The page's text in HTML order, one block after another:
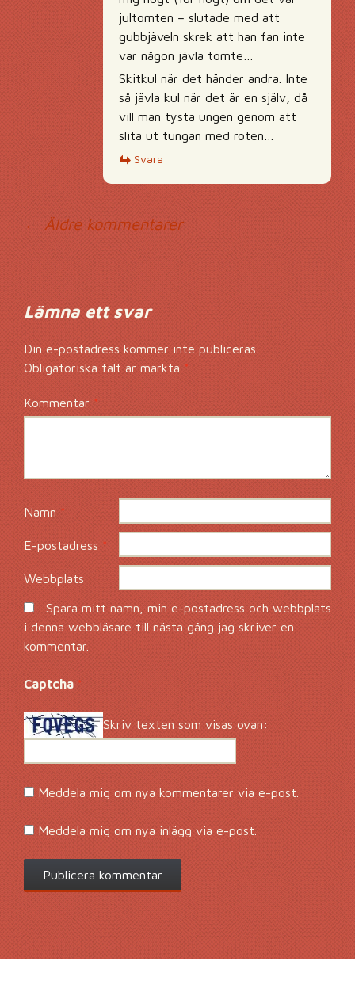
jultomten – slutade med att
gubbjäveln skrek att han fan inte
var någon jävla tomte…
Skitkul när det händer andra. Inte
så jävla kul när det är en själv, då
vill man tysta ungen genom att
slita ut tungan med roten…
Svara
← Äldre kommentarer
Lämna ett svar
Din e-postadress kommer inte publiceras.
Obligatoriska fält är märkta *
Kommentar*
Namn*
E-postadress*
Webbplats
Spara mitt namn, min e-postadress och webbplats
i denna webbläsare till nästa gång jag skriver en
kommentar.
Captcha *
Skriv texten som visas ovan:
Meddela mig om nya kommentarer via e-post.
Meddela mig om nya inlägg via e-post.